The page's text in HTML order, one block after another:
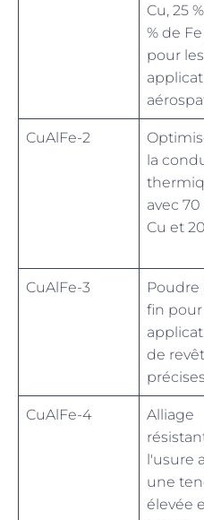
Cu, 25
% de
pour les
CuAlFe-2
la
avec 70
Cu et
CuAlFe-3
Poudre
fin pour
de
CuAlFe-4
Alliage
l'usure
une
élevée